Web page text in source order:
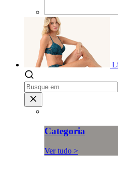
Categoria
Ver tudo >